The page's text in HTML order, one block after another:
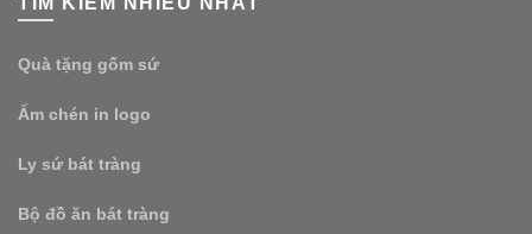
Quà tặng gốm sứ
Ấm chén in logo
Ly sứ bát tràng
Bộ đồ ăn bát tràng